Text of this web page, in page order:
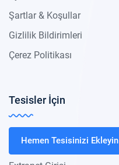
Şartlar & Koşullar
Gizlilik Bildirimleri
Çerez Politikası
Tesisler İçin
Hemen Tesisinizi Ekleyin